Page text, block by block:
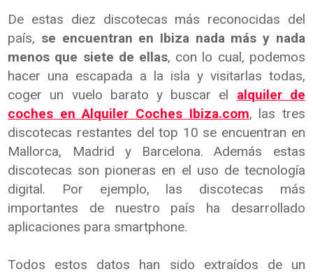
De estas diez discotecas más reconocidas del
país, se encuentran en Ibiza nada más y nada
menos que siete de ellas, con lo cual, podemos
hacer una escapada a la isla y visitarlas todas,
coger un vuelo barato y buscar el alquiler de
coches en Alquiler Coches Ibiza.com, las tres
discotecas restantes del top 10 se encuentran en
Mallorca, Madrid y Barcelona. Además estas
discotecas son pioneras en el uso de tecnología
digital. Por ejemplo, las discotecas más
importantes de nuestro país ha desarrollado
aplicaciones para smartphone.
Todos estos datos han sido extraídos de un